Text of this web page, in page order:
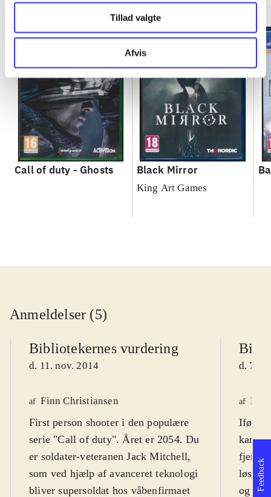
Tillad valgte
Afvis
Call of duty - Ghosts Black Mirror
King Art Games
Anmeldelser (5)
Bibliotekernes vurdering
d. 11. nov. 2014
af Finn Christiansen
First person shooter i den populære
serie "Call of duty". Året er 2054. Du
er soldater-veteranen Jack Mitchell,
som ved hjælp af avanceret teknologi
bliver supersoldat hos våbenfirmaet
d. 7.
af
Ifør
fjern
løses
og
Feedback